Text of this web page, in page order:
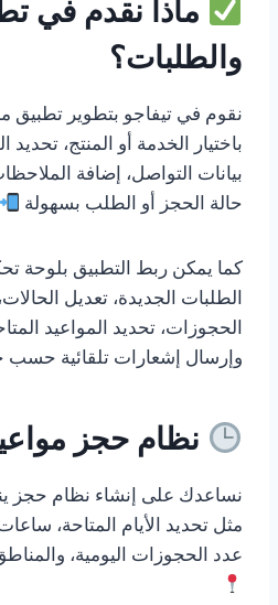
ماذا نقدم في
والطلبات؟
نقوم في تيفاجو بتطوير
باختيار الخدمة أو المنتج،
بيانات التواصل، إضافة
حالة الحجز أو الطلب بسهولة
كما يمكن ربط التطبيق بلوحة
الطلبات الجديدة، تعديل
الحجوزات، تحديد المواعيد
وإرسال إشعارات تلقائية حسب
نظام حجز
نساعدك على إنشاء نظام حجز
مثل تحديد الأيام المتاحة،
عدد الحجوزات اليومية،